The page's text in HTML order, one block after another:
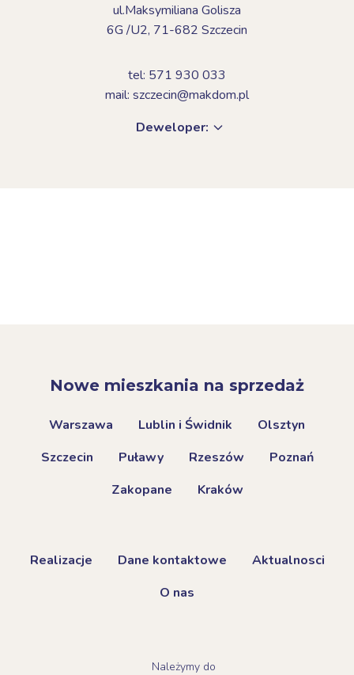
ul.Maksymiliana Golisza
6G /U2, 71-682 Szczecin
tel: 571 930 033
mail: szczecin@makdom.pl
Deweloper:
Nowe mieszkania na sprzedaż
Warszawa Lublin i Świdnik
Olsztyn
Szczecin
Puławy Rzeszów
Poznań
Zakopane
Kraków
Realizacje Dane kontaktowe
Aktualnosci
O nas
Należymy do